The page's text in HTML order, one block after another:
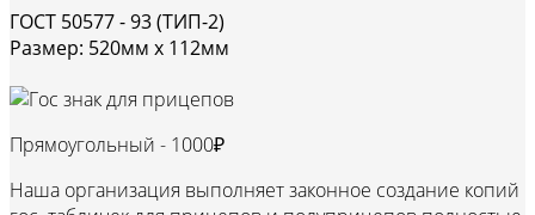
ГОСТ 50577 - 93 (ТИП-2)
Размер: 520мм х 112мм
Прямоугольный - 1000₽
Наша организация выполняет законное создание копий